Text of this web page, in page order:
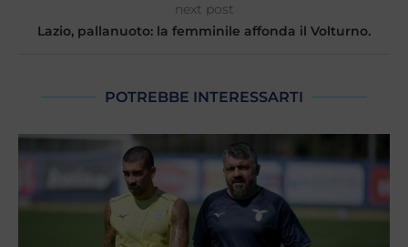
next post
Lazio, pallanuoto: la femminile affonda il Volturno.
POTREBBE INTERESSARTI